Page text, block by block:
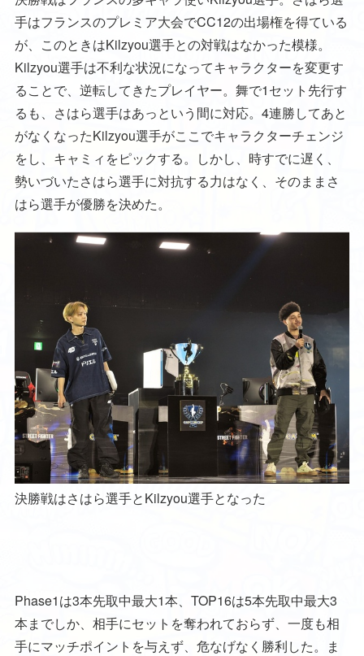
手はフランスのプレミア大会でCC12の出場権を得ている
が、このときはKilzyou選手との対戦はなかった模様。
Kilzyou選手は不利な状況になってキャラクターを変更す
ることで、逆転してきたプレイヤー。舞で1セット先行す
るも、さはら選手はあっという間に対応。4連勝してあと
がなくなったKilzyou選手がここでキャラクターチェンジ
をし、キャミィをピックする。しかし、時すでに遅く、
勢いづいたさはら選手に対抗する力はなく、そのままさ
はら選手が優勝を決めた。
決勝戦はさはら選手とKilzyou選手となった
Phase1は3本先取中最大1本、TOP16は5本先取中最大3
本までしか、相手にセットを奪われておらず、一度も相
手にマッチポイントを与えず、危なげなく勝利した。ま